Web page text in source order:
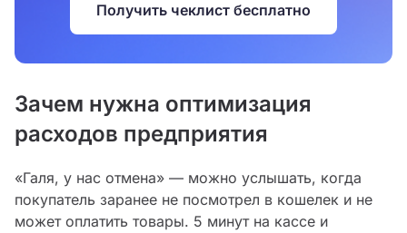
Получить чеклист бесплатно
Зачем нужна оптимизация
расходов предприятия
«Галя, у нас отмена» — можно услышать, когда
покупатель заранее не посмотрел в кошелек и не
может оплатить товары. 5 минут на кассе и